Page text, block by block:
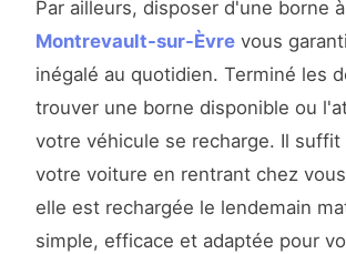
Par ailleurs, disposer d'une borne à
Montrevault-sur-Èvre vous
inégalé au quotidien. Terminé les
trouver une borne disponible ou
votre véhicule se recharge. Il suffit
votre voiture en rentrant chez
elle est rechargée le lendemain
simple, efficace et adaptée pour